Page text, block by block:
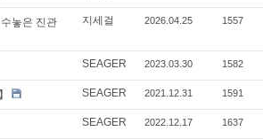
놓은 진관
지세걸 2026.04.25 1557
SEAGER 2023.03.30 1582
SEAGER 2021.12.31 1591
SEAGER 2022.12.17 1637